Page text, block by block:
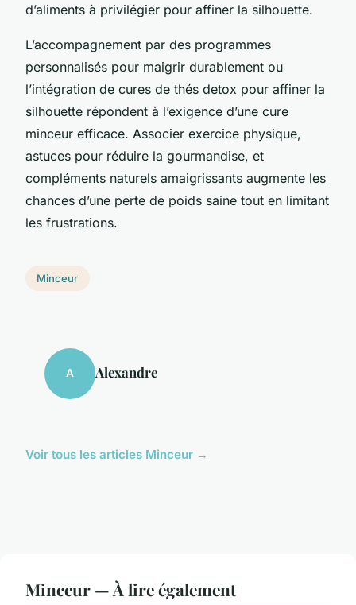
d’aliments à privilégier pour affiner la silhouette.
L’accompagnement par des programmes
personnalisés pour maigrir durablement ou
l’intégration de cures de thés detox pour affiner la
silhouette répondent à l’exigence d’une cure
minceur efficace. Associer exercice physique,
astuces pour réduire la gourmandise, et
compléments naturels amaigrissants augmente les
chances d’une perte de poids saine tout en limitant
les frustrations.
Minceur
A Alexandre
Voir tous les articles Minceur →
Minceur — À lire également